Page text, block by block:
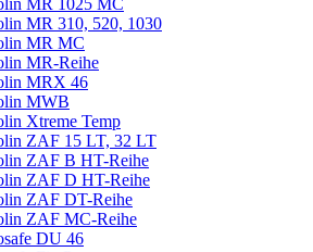
MR 1025 MC
MR 310, 520, 1030
MR MC
MR-Reihe
MRX 46
MWB
Xtreme Temp
ZAF 15 LT, 32 LT
ZAF B HT-Reihe
ZAF D HT-Reihe
ZAF DT-Reihe
ZAF MC-Reihe
DU 46